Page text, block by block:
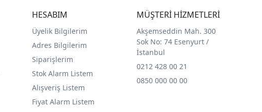
HESABIM
Üyelik Bilgilerim
Adres Bilgilerim
Siparişlerim
Stok Alarm Listem
Alışveriş Listem
Fiyat Alarm Listem
MÜŞTERİ HİZMETLERİ
Akşemseddin Mah. 300
Sok No: 74 Esenyurt /
İstanbul
0212 428 00 21
0850 000 00 00